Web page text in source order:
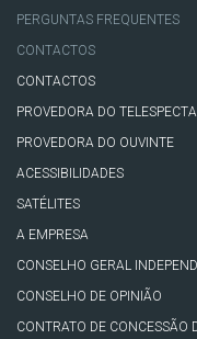
PERGUNTAS FREQUENTES
CONTACTOS
CONTACTOS
PROVEDORA DO
PROVEDORA DO OUVINTE
ACESSIBILIDADES
SATÉLITES
A EMPRESA
CONSELHO GERAL
CONSELHO DE OPINIÃO
CONTRATO DE CONCESSÃO